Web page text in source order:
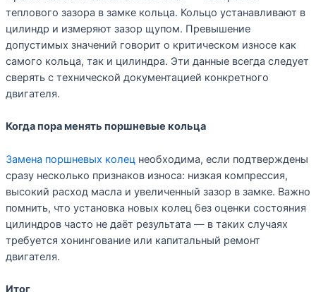
теплового зазора в замке кольца. Кольцо устанавливают в
цилиндр и измеряют зазор щупом. Превышение
допустимых значений говорит о критическом износе как
самого кольца, так и цилиндра. Эти данные всегда следует
сверять с технической документацией конкретного
двигателя.
Когда пора менять поршневые кольца
Замена поршневых колец необходима, если подтверждены
сразу несколько признаков износа: низкая компрессия,
высокий расход масла и увеличенный зазор в замке. Важно
помнить, что установка новых колец без оценки состояния
цилиндров часто не даёт результата — в таких случаях
требуется хонингование или капитальный ремонт
двигателя.
Итог